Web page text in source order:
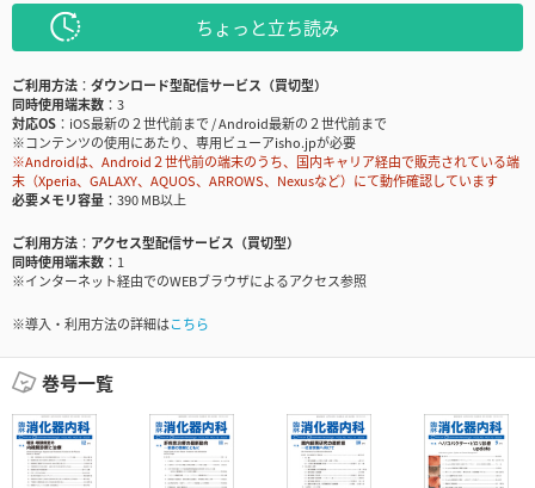
ちょっと立ち読み
ご利用方法
ダウンロード型配信サービス（買切型）
同時使用端末数
3
対応OS
iOS最新の２世代前まで / Android最新の２世代前まで
※コンテンツの使用にあたり、専用ビューアisho.jpが必要
※Androidは、Android２世代前の端末のうち、国内キャリア経由で販売されている端
末（Xperia、GALAXY、AQUOS、ARROWS、Nexusなど）にて動作確認しています
必要メモリ容量
390 MB以上
ご利用方法
アクセス型配信サービス（買切型）
同時使用端末数
1
※インターネット経由でのWEBブラウザによるアクセス参照
※導入・利用方法の詳細はこちら
巻号一覧